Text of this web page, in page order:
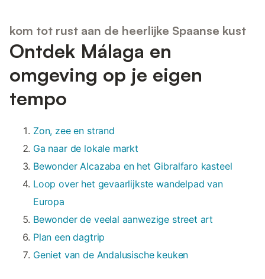
kom tot rust aan de heerlijke Spaanse kust
Ontdek Málaga en
omgeving op je eigen
tempo
Zon, zee en strand
Ga naar de lokale markt
Bewonder Alcazaba en het Gibralfaro kasteel
Loop over het gevaarlijkste wandelpad van
Europa
Bewonder de veelal aanwezige street art
Plan een dagtrip
Geniet van de Andalusische keuken